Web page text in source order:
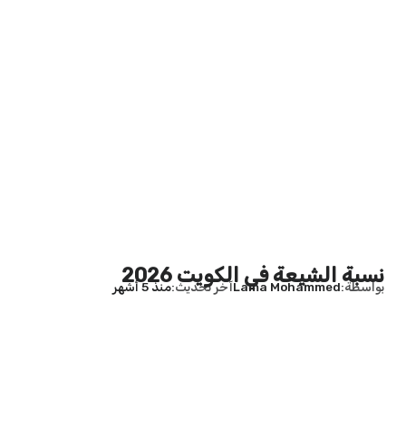
نسبة الشيعة في الكويت 2026
بواسطة Lama Mohammedآخر تحديث منذ 5 أشهر